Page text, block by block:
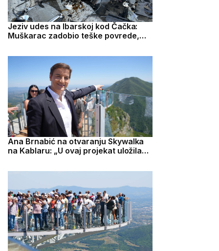
Jeziv udes na Ibarskoj kod Čačka:
Muškarac zadobio teške povrede,
Ana Brnabić na otvaranju Skywalka
na Kablaru: „U ovaj projekat uložila